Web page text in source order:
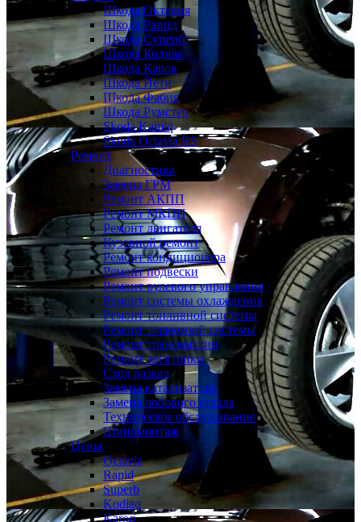
Шкода Октавия
Шкода Рапид
Шкода Суперб
Шкода Кодиак
Шкода Карок
Шкода Йети
Шкода Фабия
Шкода Румстер
Skoda Kamiq
Skoda Octavia RS
Ремонт
Диагностика
Замена ГРМ
Ремонт АКПП
Ремонт МКПП
Ремонт двигателя
Кузовной ремонт
Ремонт кондиционера
Ремонт подвески
Ремонт рулевого управления
Ремонт системы охлаждения
Ремонт топливной системы
Ремонт тормозной системы
Ремонт трансмиссии
Ремонт электрики
Сход развал
Замена катализатора
Замена лобового стекла
Техническое обслуживание
Шиномонтаж
Цены
Octavia
Rapid
Superb
Kodiaq
Karoq